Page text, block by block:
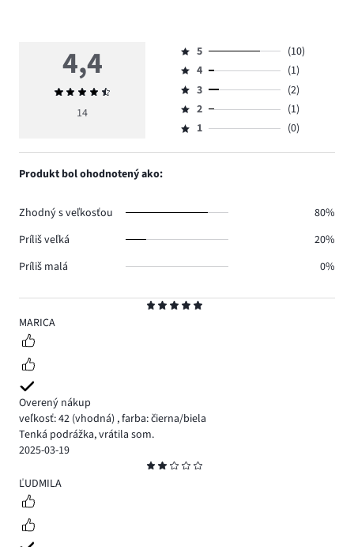
5
MARICA
Overený nákup
veľkosť: 42 (vhodná) ,farba: čierna/biela
Tenká podrážka, vrátila som.
2025-03-19
2
ĽUDMILA
4,4
Priemerné
hodnotenie
14
Hodnotenie
5,
počet
hlasov
10.
5
(10)
Hodnotenie
4,
počet
hlasov
4
(1)
Hodnotenie
3,
počet
3
(2)
Hodnotenie
2,
2
(1)
Hodnotenie
1,
1 (0)
Produkt bol ohodnotený ako:
Zhodný s veľkosťou
80%
Príliš veľká
20%
Príliš malá
0%